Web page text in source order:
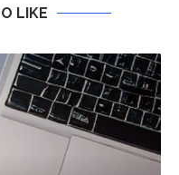
LIKE